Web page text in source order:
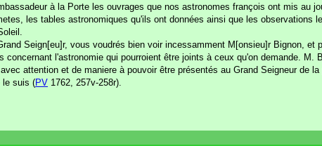
à la Porte les ouvrages que nos astronomes françois ont mis au
les tables astronomiques qu'ils ont données ainsi que les observations
Seign[eu]r, vous voudrés bien voir incessamment M[onsieu]r Bignon, et
l'astronomie qui pourroient être joints à ceux qu'on demande. M.
attention et de maniere à pouvoir être présentés au Grand Seigneur de la
le suis (PV 1762, 257v-258r).